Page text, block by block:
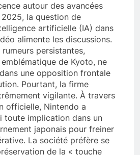
autour des avancées
la question de
artificielle (IA) dans
alimente les discussions.
persistantes,
de Kyoto, ne
une opposition frontale
Pourtant, la firme
vigilante. À travers
officielle, Nintendo a
toute implication dans un
japonais pour freiner
La société préfère se
de la « touche